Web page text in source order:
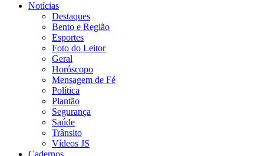
Notícias
Destaques
Bento e Região
Esportes
Foto do Leitor
Geral
Horóscopo
Mensagem de Fé
Política
Plantão
Segurança
Saúde
Trânsito
Vídeos JS